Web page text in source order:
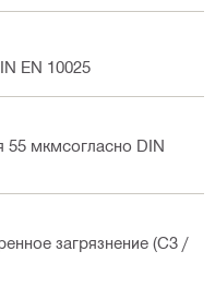
EN 10025
55 мкмсогласно DIN
загрязнение (C3 /